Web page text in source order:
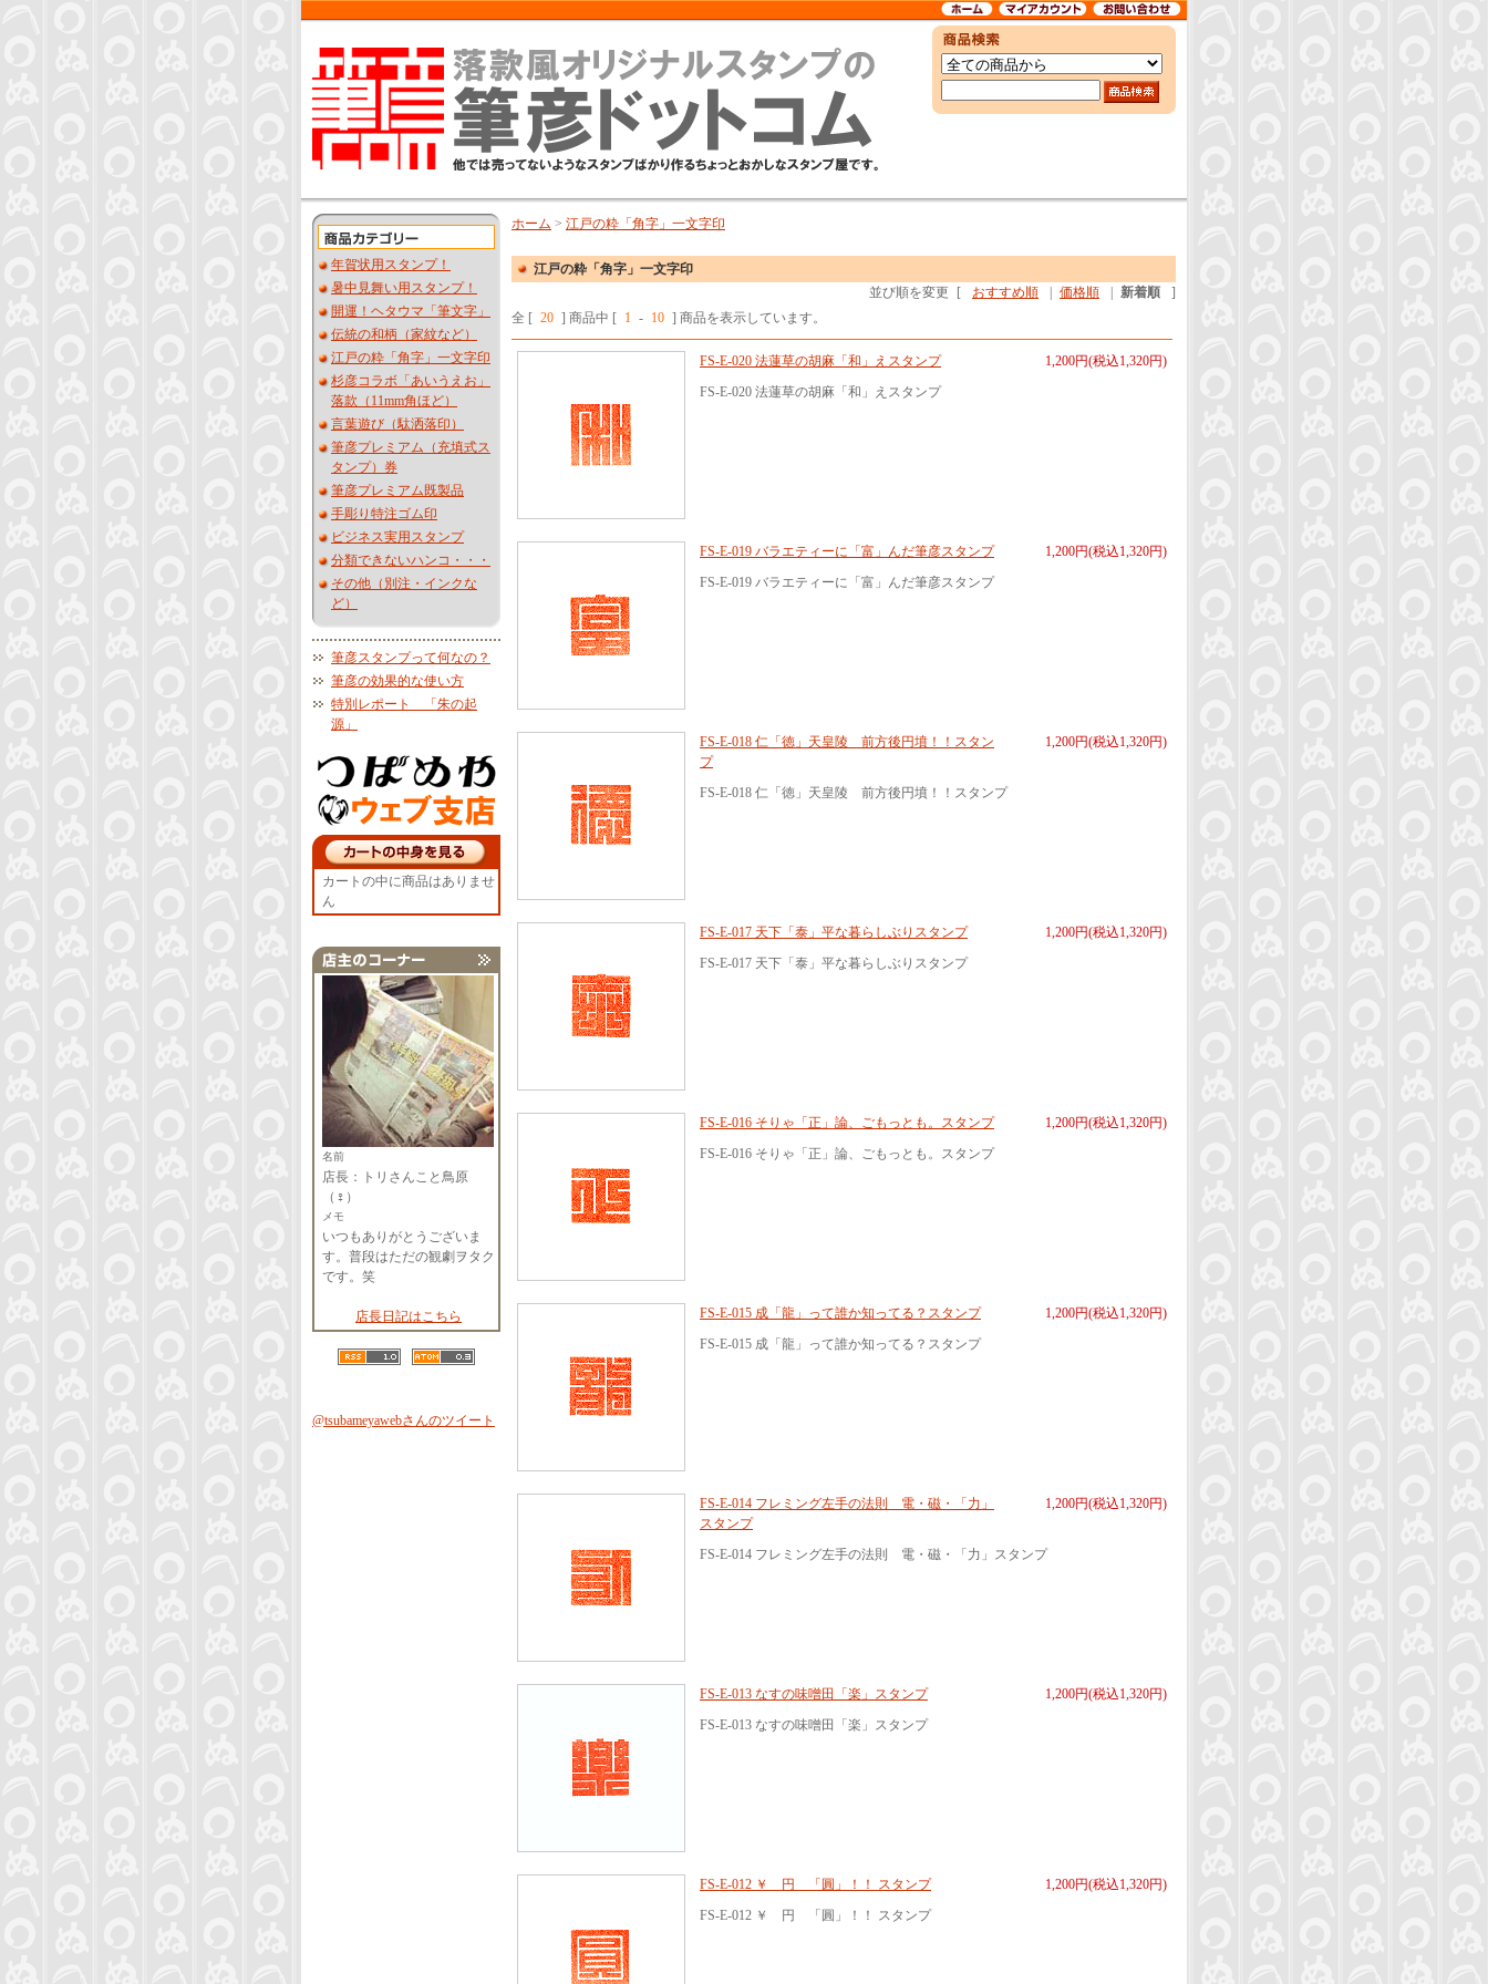
年賀状用スタンプ！
暑中見舞い用スタンプ！
開運！ヘタウマ「筆文字」
伝統の和柄（家紋など）
江戸の粋「角字」一文字印
杉彦コラボ「あいうえお」
落款（11mm角ほど）
言葉遊び（駄洒落印）
筆彦プレミアム（充填式ス
タンプ）券
筆彦プレミアム既製品
手彫り特注ゴム印
ビジネス実用スタンプ
分類できないハンコ・・・
その他（別注・インクな
ど）
筆彦スタンプって何なの？
筆彦の効果的な使い方
特別レポート 「朱の起
源」
カートの中に商品はありませ
ん
名前
店長：トリさんこと鳥原
（♀）
メモ
いつもありがとうございま
す。普段はただの観劇ヲタク
です。笑
店長日記はこちら
@tsubameyawebさんのツイート
ホーム > 江戸の粋「角字」一文字印
江戸の粋「角字」一文字印
並び順を変更
[ おすすめ順 価格順 新着順
]
全 [ 20 ] 商品中 [ 1 - 10 ] 商品を表示しています。
1,200円(税込1,320円)
FS-E-020 法蓮草の胡麻「和」えスタンプ
FS-E-020 法蓮草の胡麻「和」えスタンプ
1,200円(税込1,320円)
FS-E-019 バラエティーに「富」んだ筆彦スタンプ
FS-E-019 バラエティーに「富」んだ筆彦スタンプ
1,200円(税込1,320円)
FS-E-018 仁「徳」天皇陵 前方後円墳！！スタン
プ
FS-E-018 仁「徳」天皇陵 前方後円墳！！スタンプ
1,200円(税込1,320円)
FS-E-017 天下「泰」平な暮らしぶりスタンプ
FS-E-017 天下「泰」平な暮らしぶりスタンプ
1,200円(税込1,320円)
FS-E-016 そりゃ「正」論、ごもっとも。スタンプ
FS-E-016 そりゃ「正」論、ごもっとも。スタンプ
1,200円(税込1,320円)
FS-E-015 成「龍」って誰か知ってる？スタンプ
FS-E-015 成「龍」って誰か知ってる？スタンプ
1,200円(税込1,320円)
FS-E-014 フレミング左手の法則 電・磁・「力」
スタンプ
FS-E-014 フレミング左手の法則 電・磁・「力」スタンプ
1,200円(税込1,320円)
FS-E-013 なすの味噌田「楽」スタンプ
FS-E-013 なすの味噌田「楽」スタンプ
1,200円(税込1,320円)
FS-E-012 ￥ 円 「圓」！！ スタンプ
FS-E-012 ￥ 円 「圓」！！ スタンプ